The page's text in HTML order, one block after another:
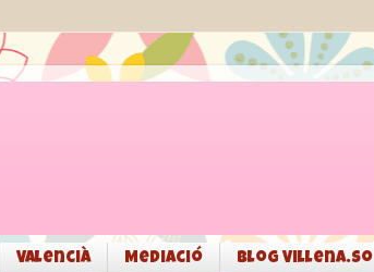
Valencià Mediació Blog Villena.so